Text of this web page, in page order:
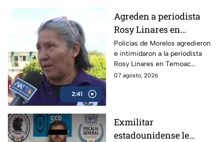
2:41
Agreden a periodista
Rosy Linares en
Morelos durante
cobertura del asesinato
del alcalde de Temoac
Policías de Morelos agredieron
e intimidaron a la periodista
Rosy Linares en Temoac
mientras realizaba una
07 agosto, 2026
Exmilitar
estadounidense le